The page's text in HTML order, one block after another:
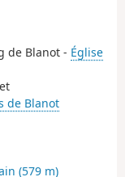
de Blanot - Église
de Blanot
(579 m)